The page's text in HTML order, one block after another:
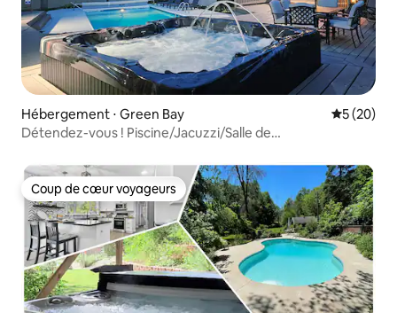
Hébergement ⋅ Green Bay
5 (20)
Détendez-vous ! Piscine/Jacuzzi/Salle de
Coup de cœur voyageurs
Coup de cœur voyageurs